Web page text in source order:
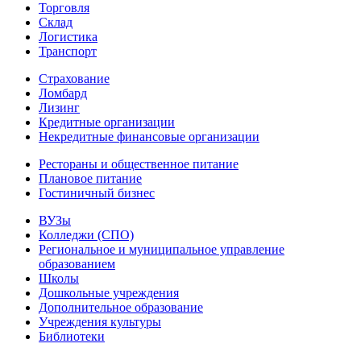
Торговля
Склад
Логистика
Транспорт
Страхование
Ломбард
Лизинг
Кредитные организации
Некредитные финансовые организации
Рестораны и общественное питание
Плановое питание
Гостиничный бизнес
ВУЗы
Колледжи (СПО)
Региональное и муниципальное управление
образованием
Школы
Дошкольные учреждения
Дополнительное образование
Учреждения культуры
Библиотеки